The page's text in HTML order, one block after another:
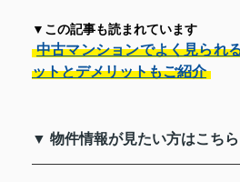
▼この記事も読まれています
中古マンションでよく見られ
ットとデメリットもご紹介
▼ 物件情報が見たい方はこち